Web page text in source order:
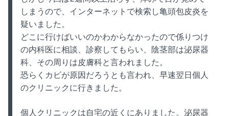
しまうので、インターネットで検索し亀頭包皮炎を
疑いました。
どこに行けばいいのかわからなかったので係りつけ
の内科医に相談、診察してもらい、陰茎部は泌尿器
科、その周りは皮膚科と言われました。
恐らくカビが原因だろうとも言われ、早速翌日個人
のクリニックに行きました。
個人クリニックは自宅の近くにありました。泌尿器